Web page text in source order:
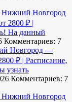
Нижний Новгород
2800 ₽ |
На данный
Комментариев: 7
Новгород —
₽ | Расписание,
узнать
Комментариев: 7
Нижний Новгород